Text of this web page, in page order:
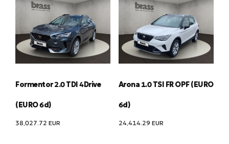
Formentor 2.0 TDI 4Drive
(EURO 6d)
38,027.72 EUR
Arona 1.0 TSI FR OPF (EURO
6d)
24,414.29 EUR